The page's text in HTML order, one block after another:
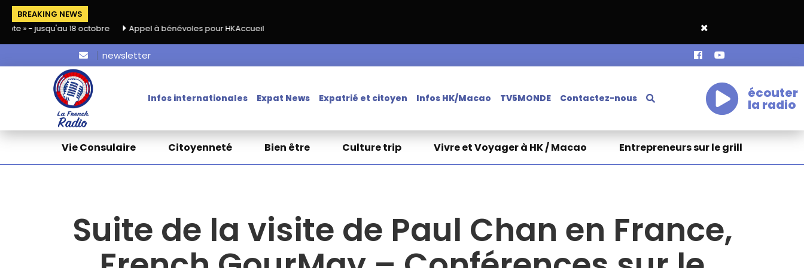
BREAKING NEWS
18 octobre
Appel à bénévoles pour HKAccueil
newsletter
Infos internationales Expat News Expatrié et citoyen Infos HK/Macao TV5MONDE Contactez-nous écouter
la radio
Vie Consulaire Citoyenneté Bien être Culture trip Vivre et Voyager à HK / Macao Entrepreneurs sur le grill
Suite de la visite de Paul Chan en France,